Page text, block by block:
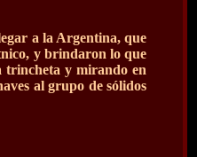
a la Argentina, que
y brindaron lo que
trincheta y mirando en
al grupo de sólidos